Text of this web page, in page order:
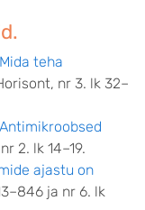
Mida teha
nr 3. lk 32–
Antimikroobsed
2. lk 14–19.
ajastu on
ja nr 6. lk